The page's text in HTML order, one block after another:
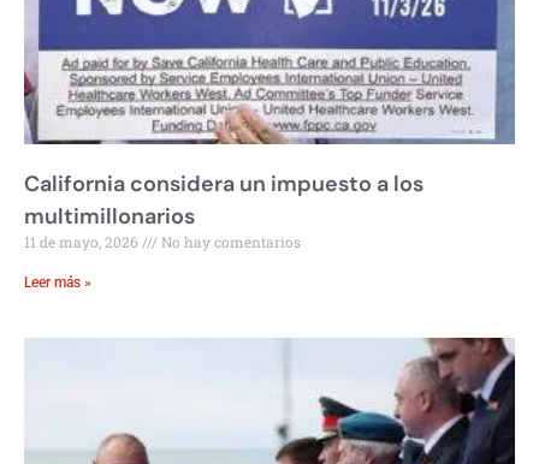
California considera un impuesto a los
multimillonarios
11 de mayo, 2026 No hay comentarios
Leer más »